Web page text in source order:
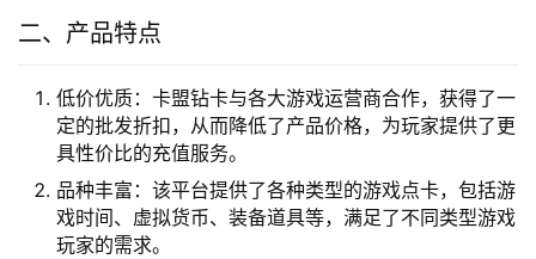
二、产品特点
低价优质：卡盟钻卡与各大游戏运营商合作，获得了一
定的批发折扣，从而降低了产品价格，为玩家提供了更
具性价比的充值服务。
品种丰富：该平台提供了各种类型的游戏点卡，包括游
戏时间、虚拟货币、装备道具等，满足了不同类型游戏
玩家的需求。